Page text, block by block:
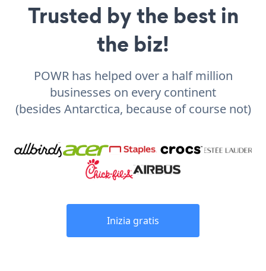
Trusted by the best in
the biz!
POWR has helped over a half million
businesses on every continent
(besides Antarctica, because of course not)
Inizia gratis